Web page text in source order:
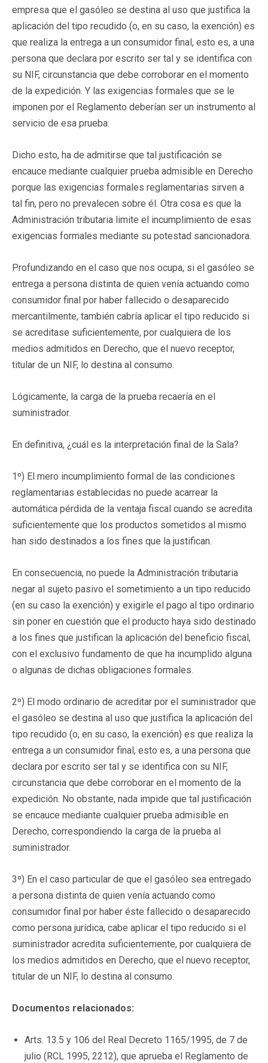
empresa que el gasóleo se destina al uso que justifica la
aplicación del tipo recudido (o, en su caso, la exención) es
que realiza la entrega a un consumidor final, esto es, a una
persona que declara por escrito ser tal y se identifica con
su NIF, circunstancia que debe corroborar en el momento
de la expedición. Y las exigencias formales que se le
imponen por el Reglamento deberían ser un instrumento al
servicio de esa prueba.
Dicho esto, ha de admitirse que tal justificación se
encauce mediante cualquier prueba admisible en Derecho
porque las exigencias formales reglamentarias sirven a
tal fin, pero no prevalecen sobre él. Otra cosa es que la
Administración tributaria limite el incumplimiento de esas
exigencias formales mediante su potestad sancionadora.
Profundizando en el caso que nos ocupa, si el gasóleo se
entrega a persona distinta de quien venía actuando como
consumidor final por haber fallecido o desaparecido
mercantilmente, también cabría aplicar el tipo reducido si
se acreditase suficientemente, por cualquiera de los
medios admitidos en Derecho, que el nuevo receptor,
titular de un NIF, lo destina al consumo.
Lógicamente, la carga de la prueba recaería en el
suministrador.
En definitiva, ¿cuál es la interpretación final de la Sala?
1º) El mero incumplimiento formal de las condiciones
reglamentarias establecidas no puede acarrear la
automática pérdida de la ventaja fiscal cuando se acredita
suficientemente que los productos sometidos al mismo
han sido destinados a los fines que la justifican.
En consecuencia, no puede la Administración tributaria
negar al sujeto pasivo el sometimiento a un tipo reducido
(en su caso la exención) y exigirle el pago al tipo ordinario
sin poner en cuestión que el producto haya sido destinado
a los fines que justifican la aplicación del beneficio fiscal,
con el exclusivo fundamento de que ha incumplido alguna
o algunas de dichas obligaciones formales.
2º) El modo ordinario de acreditar por el suministrador que
el gasóleo se destina al uso que justifica la aplicación del
tipo recudido (o, en su caso, la exención) es que realiza la
entrega a un consumidor final, esto es, a una persona que
declara por escrito ser tal y se identifica con su NIF,
circunstancia que debe corroborar en el momento de la
expedición. No obstante, nada impide que tal justificación
se encauce mediante cualquier prueba admisible en
Derecho, correspondiendo la carga de la prueba al
suministrador.
3º) En el caso particular de que el gasóleo sea entregado
a persona distinta de quien venía actuando como
consumidor final por haber éste fallecido o desaparecido
como persona jurídica, cabe aplicar el tipo reducido si el
suministrador acredita suficientemente, por cualquiera de
los medios admitidos en Derecho, que el nuevo receptor,
titular de un NIF, lo destina al consumo.
Documentos relacionados:
Arts. 13.5 y 106 del Real Decreto 1165/1995, de 7 de
julio (RCL 1995, 2212), que aprueba el Reglamento de